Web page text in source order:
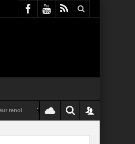
Un puching ball pas comme les autres